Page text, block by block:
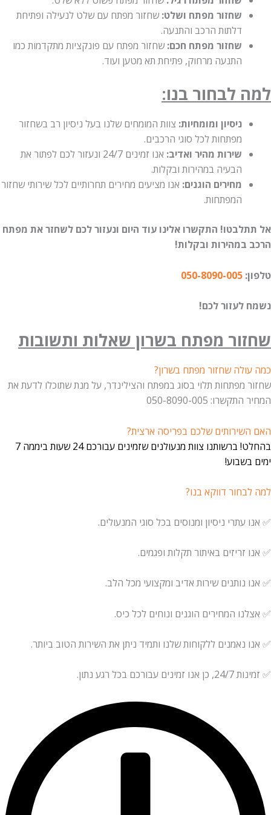
שחזור מפתח ושלט:שחזור מפתח עם שלט לנעילה ופתיחת
דלתות הרכב והתנעה.
שחזור מפתח חכם: שחזור מפתח עם פונקציות מתקדמות כמו
התנעה מרחוק, פתיחת תא מטען ועוד.
לבחור בנו:
ניסיון ומומחיות:צוות המומחים שלנו בעל ניסיון רב בשחזור
מפתחות לכל סוגי הרכבים.
שירות מהיר ואדיב:
אנו זמינים 24/7 ונעזור לכם לפתור את
הבעיה במהירות ובקלות.
מחירים הוגנים:אנו מציעים מחירים תחרותיים לכל שירותי שחזור
המפתחות.
התקשרו אלינו עוד היום ונעזור לכם לשחזר את מפתח
ובקלות!
050-8090-005
לכם!
מפתח בשרון שאלות ותשובות
שחזור מפתח בשרון?
מפתחות תלוי בסוג במפתח והצילינדר, על מנת שתוכלו לדעת את
050-8090-005
שלכם בפריסה ארצית?
בהחלט! ברשותנו צוות מנעולנים שזמינים עבורכם 24 שעות ביממה 7
דווקא בנו?
עתרי ניסיון ומנוסים בכל סוגי המנעולים.
זריזים באיתור תקלות ופגמים.
נותנים שירות אדיב ומקצועי מכל הלב.
המחירים הוגנים ונוחים לכל כיס.
נאמנים ללקוחות שלנו ותמיד ניתן את השירות הטוב ביותר.
בכל רגע נתון.